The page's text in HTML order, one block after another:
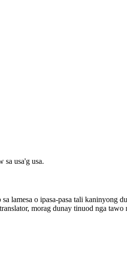
sa usa'g usa.
lamesa o ipasa-pasa tali kaninyong
morag dunay tinuod nga tawo